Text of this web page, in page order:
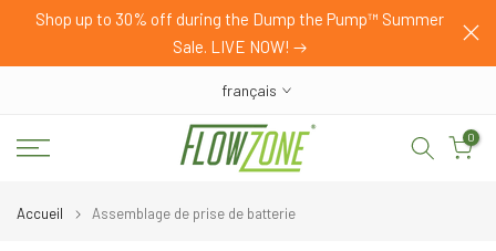
Passer
Shop up to 30% off during the Dump the Pump™ Summer
Sale. LIVE NOW!
français
0
Accueil Assemblage de prise de batterie